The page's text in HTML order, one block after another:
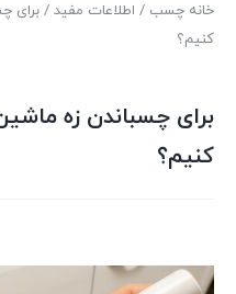
خانه چسب / اطلاعات مفید / برای
کنیم؟
برای چسباندن زه
کنیم؟